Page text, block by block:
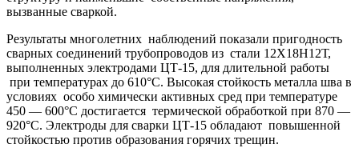
вызванные сваркой.
Результаты многолетних наблюдений показали пригодность
сварных соединений трубопроводов из стали 12Х18Н12Т,
выполненных электродами ЦТ-15, для длительной работы
при температурах до 610°С. Высокая стойкость металла шва в
условиях особо химически активных сред при температуре
450 — 600°С достигается термической обработкой при 870 —
920°С. Электроды для сварки ЦТ-15 обладают повышенной
стойкостью против образования горячих трещин.